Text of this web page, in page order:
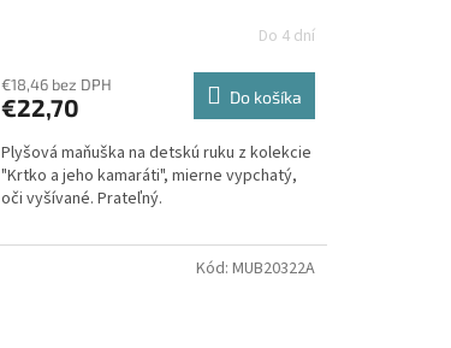
Do 4 dní
€18,46 bez DPH
€22,70 Do košíka
Plyšová maňuška na detskú ruku z kolekcie
"Krtko a jeho kamaráti", mierne vypchatý,
oči vyšívané. Prateľný.
Kód: MUB20322A